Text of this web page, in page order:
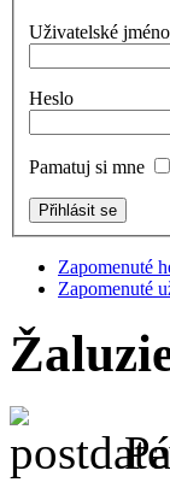
Uživatelské jméno
Heslo
Pamatuj si mne
Zapomenuté
Zapomenuté